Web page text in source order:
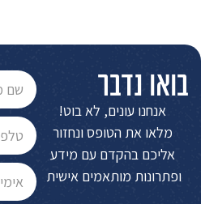
בואו נדבר
אנחנו עונים, לא בוט!
מלאו את הטופס ונחזור
אליכם בהקדם עם מידע
ופתרונות מותאמים אישית